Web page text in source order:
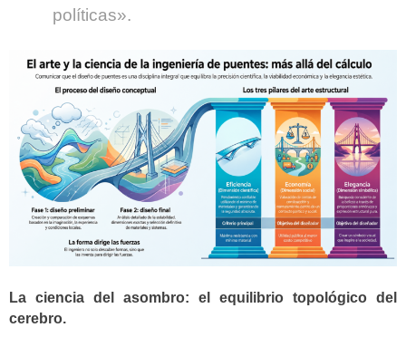
políticas».
La ciencia del asombro: el equilibrio topológico del
cerebro.